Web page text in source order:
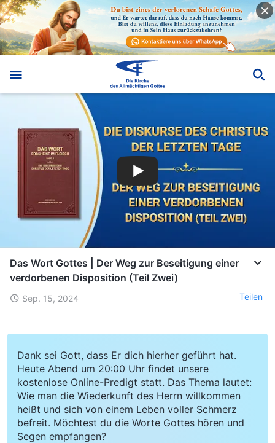
Das Wort Gottes | Der Weg zur Beseitigung einer
verdorbenen Disposition (Teil Zwei)
Sep. 15, 2024 Teilen
Dank sei Gott, dass Er dich hierher geführt hat.
Heute Abend um 20:00 Uhr findet unsere
kostenlose Online-Predigt statt. Das Thema lautet:
Wie man die Wiederkunft des Herrn willkommen
heißt und sich von einem Leben voller Schmerz
befreit. Möchtest du die Worte Gottes hören und
Segen empfangen?